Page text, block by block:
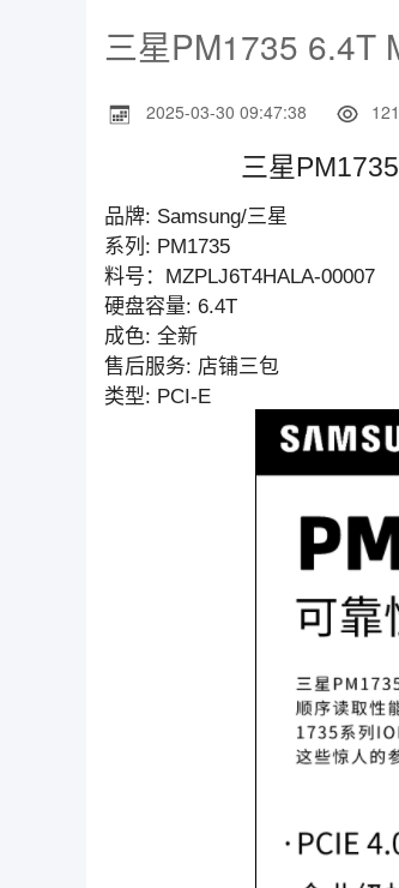
三星PM1735 6.4T
2025-03-30 09:47:38
三星
品牌: Samsung/三星
系列: PM1735
料号：MZPLJ6T4HALA-00007
硬盘容量: 6.4T
成色: 全新
售后服务: 店铺三包
类型: PCI-E